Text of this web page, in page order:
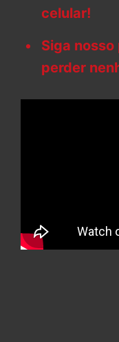
celular!
Siga
perder